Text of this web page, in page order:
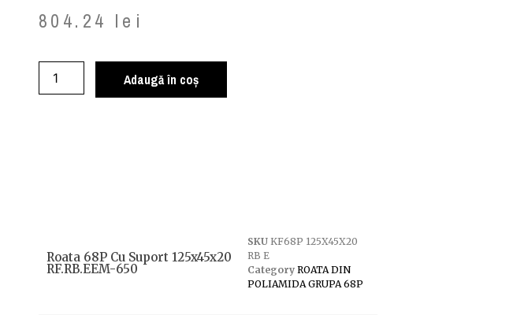
804.24 lei
Adaugă în coș
Roata 68P Cu Suport 125x45x20
RF.RB.EEM-650
SKU KF68P 125X45X20
RB E
Category ROATA DIN
POLIAMIDA GRUPA 68P